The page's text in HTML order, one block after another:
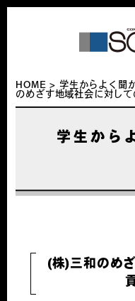
HOME > 学生からよく聞
のめざす地域社会に対して
学生から
(株)三和のめ